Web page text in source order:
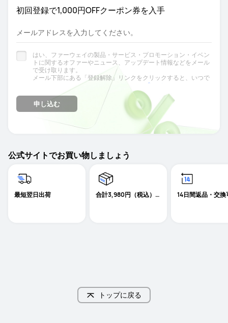
初回登録で1,000円OFFクーポン券を入手
メールアドレスを入力してください。
はい、ファーウェイの製品・サービス・プロモーション・イベン
トに関するオファーやニュース、アップデート情報などをメール
で受け取ります。
メール下部にある「登録解除」リンクをクリックすると、いつで
も登録解除できます。詳細については、
プライバシー
お知らせをご覧ください。
申し込む
公式サイトでお買い物しましょう
最短翌日出荷
合計3,980円（税込）
14日間返品・交換
トップに戻る